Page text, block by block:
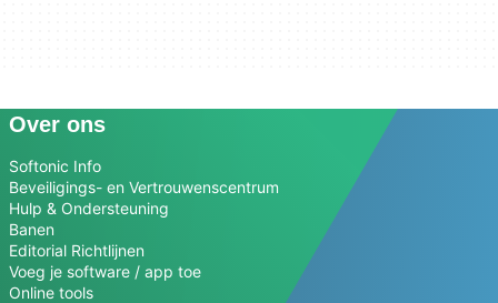
Over ons
Softonic Info
Beveiligings- en Vertrouwenscentrum
Hulp & Ondersteuning
Banen
Editorial Richtlijnen
Voeg je software / app toe
Online tools